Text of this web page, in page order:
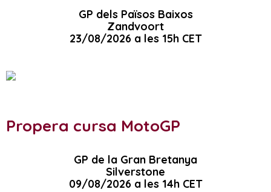
GP dels Països Baixos
Zandvoort
23/08/2026 a les 15h CET
Propera cursa MotoGP
GP de la Gran Bretanya
Silverstone
09/08/2026 a les 14h CET